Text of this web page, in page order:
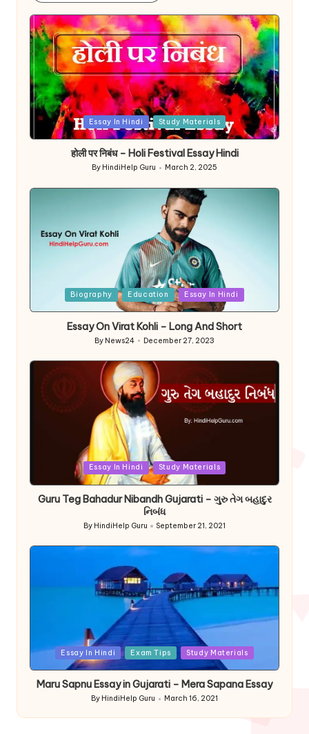
Posted
Essay In Hindi Study Materials
होली पर निबंध – Holi Festival Essay Hindi
Posted
By HindiHelp Guru March 2, 2025
Biography Education Essay In Hindi
Essay On Virat Kohli – Long And Short
Posted
By News24 December 27, 2023
Essay In Hindi Study Materials
Guru Teg Bahadur Nibandh Gujarati – ગુરુ તેગ બહાદુર
નિબંધ
Posted
by
By HindiHelp Guru September 21, 2021
PostedEssay In Hindi Exam Tips Study Materials
Maru Sapnu Essay in Gujarati – Mera Sapana Essay
Posted
by
By HindiHelp Guru March 16, 2021